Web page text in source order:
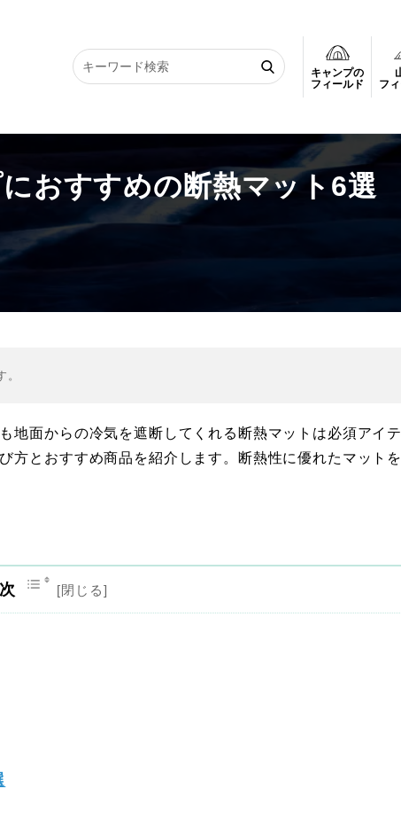
キャンプの
フィールド
フ
におすすめの断熱マット6選
おすすめの断熱マット6選
地面からの冷気を遮断してくれる断熱マットは必須アイ
方とおすすめ商品を紹介します。断熱性に優れたマット